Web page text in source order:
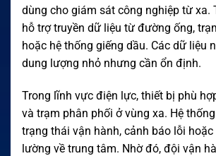
dùng cho giám sát công nghiệp từ xa.
hỗ trợ truyền dữ liệu từ đường ống,
hoặc hệ thống giếng dầu. Các dữ liệu
dung lượng nhỏ nhưng cần ổn định.
Trong lĩnh vực điện lực, thiết bị phù
và trạm phân phối ở vùng xa. Hệ
trạng thái vận hành, cảnh báo lỗi
lường về trung tâm. Nhờ đó, đội vận